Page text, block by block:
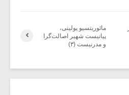
مائوریتسیو پولینی،
پیانیست شهیر اصالت‌گرا
و مدرنیست (۳)